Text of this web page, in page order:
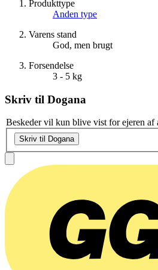
Produkttype
Anden type
Varens stand
God, men brugt
Forsendelse
3 - 5 kg
Skriv til Dogana
Beskeder vil kun blive vist for ejeren af
Skriv til Dogana